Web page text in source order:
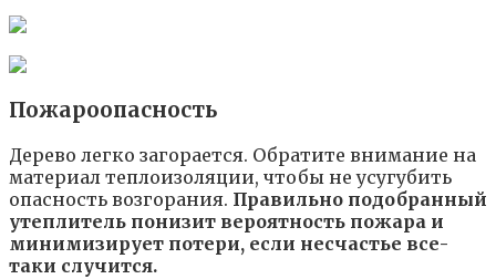
Пожароопасность
Дерево легко загорается. Обратите внимание на
материал теплоизоляции, чтобы не усугубить
опасность возгорания. Правильно подобранный
утеплитель понизит вероятность пожара и
минимизирует потери, если несчастье все-
таки случится.